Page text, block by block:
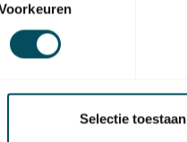
Selectie toestaan